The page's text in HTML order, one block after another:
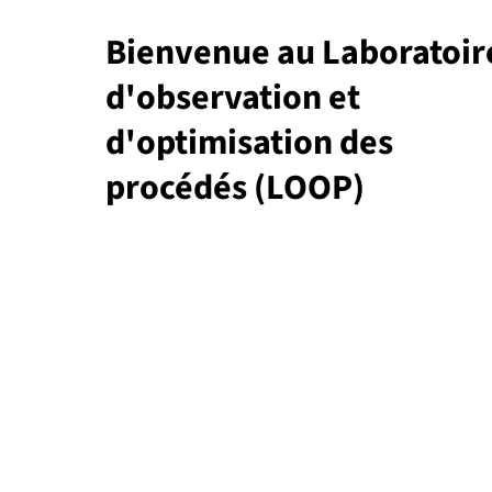
Bienvenue au
d'observation et
d'optimisation des
procédés (LOOP)